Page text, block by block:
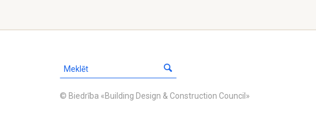
© Biedrība «Building Design & Construction Council»